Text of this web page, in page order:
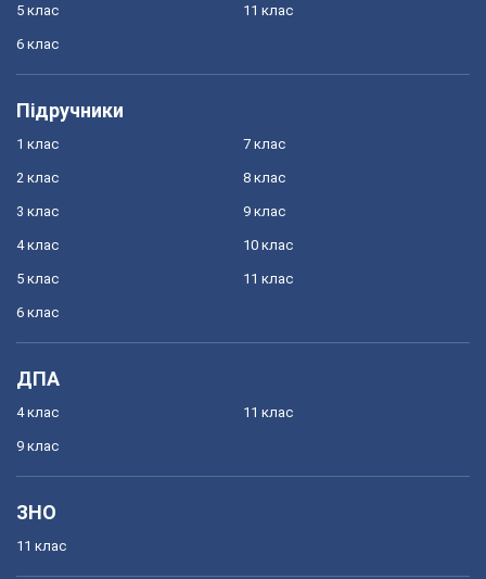
5 клас
6 клас
11 клас
Підручники
1 клас
2 клас
3 клас
4 клас
5 клас
6 клас
7 клас
8 клас
9 клас
10 клас
11 клас
ДПА
4 клас
9 клас
11 клас
ЗНО
11 клас